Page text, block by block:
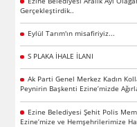
Gerçekleştirdik..
Eylül Tarım'ın misafiriyiz...
S PLAKA İHALE İLANI
Ak Parti Genel Merkez Kadın
Peynirin Başkenti Ezine’mizde
Ezine Belediyesi Şehit Polis
Ezine’mize ve Hemşehrilerimize